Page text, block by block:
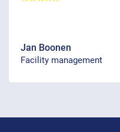
Jan Boonen
Facility management